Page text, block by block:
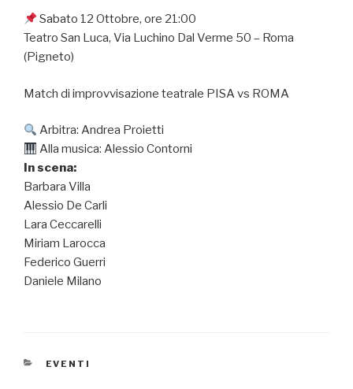
Sabato 12 Ottobre, ore 21:00
Teatro San Luca, Via Luchino Dal Verme 50 – Roma
(Pigneto)
Match di improvvisazione teatrale PISA vs ROMA
Arbitra: Andrea Proietti
Alla musica: Alessio Contorni
In scena:
Barbara Villa
Alessio De Carli
Lara Ceccarelli
Miriam Larocca
Federico Guerri
Daniele Milano
CATEGORIE
EVENTI